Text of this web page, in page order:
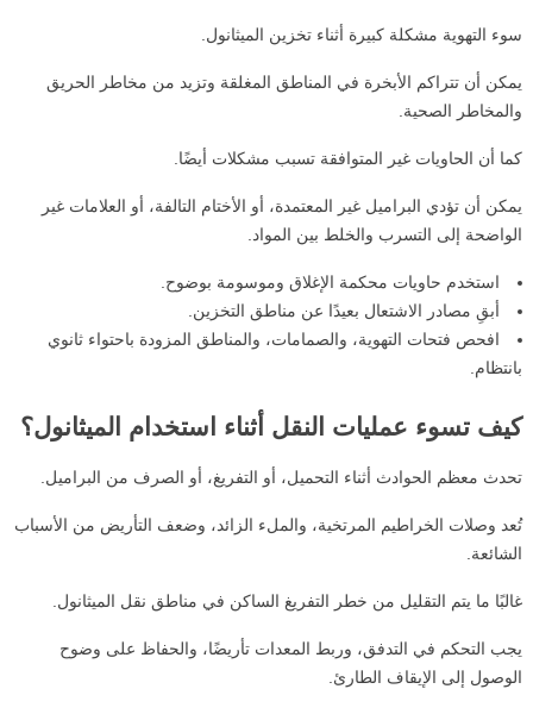
سوء التهوية مشكلة كبيرة أثناء تخزين الميثانول.
يمكن أن تتراكم الأبخرة في المناطق المغلقة وتزيد من مخاطر الحريق
والمخاطر الصحية.
كما أن الحاويات غير المتوافقة تسبب مشكلات أيضًا.
يمكن أن تؤدي البراميل غير المعتمدة، أو الأختام التالفة، أو العلامات غير
الواضحة إلى التسرب والخلط بين المواد.
استخدم حاويات محكمة الإغلاق وموسومة بوضوح.
أبقِ مصادر الاشتعال بعيدًا عن مناطق التخزين.
افحص فتحات التهوية، والصمامات، والمناطق المزودة باحتواء ثانوي
بانتظام.
كيف تسوء عمليات النقل أثناء استخدام الميثانول؟
تحدث معظم الحوادث أثناء التحميل، أو التفريغ، أو الصرف من البراميل.
تُعد وصلات الخراطيم المرتخية، والملء الزائد، وضعف التأريض من الأسباب
الشائعة.
غالبًا ما يتم التقليل من خطر التفريغ الساكن في مناطق نقل الميثانول.
يجب التحكم في التدفق، وربط المعدات تأريضًا، والحفاظ على وضوح
الوصول إلى الإيقاف الطارئ.